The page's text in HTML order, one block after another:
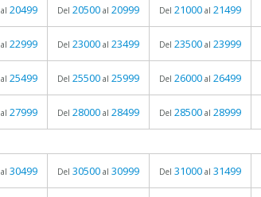
al 20499 Del 20500 al 20999 Del 21000 al 21499
al 22999 Del 23000 al 23499 Del 23500 al 23999
al 25499 Del 25500 al 25999 Del 26000 al 26499
al 27999 Del 28000 al 28499 Del 28500 al 28999
al 30499 Del 30500 al 30999 Del 31000 al 31499